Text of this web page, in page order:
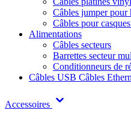
Câbles jumper pour
Câbles pour
Alimentations
Câbles secteurs
Barrettes secteur
Conditionneurs de
Câbles USB Câbles
Accessoires